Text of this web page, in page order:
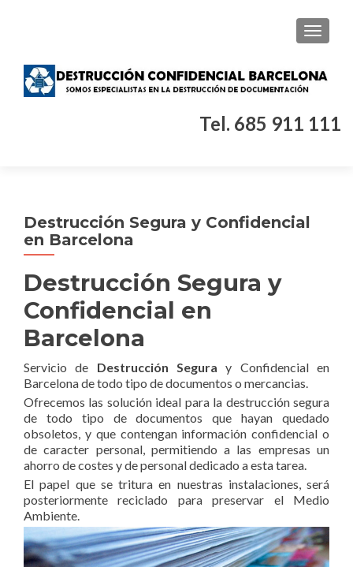
Tel. 685 911 111
Destrucción Segura y Confidencial
en Barcelona
Destrucción Segura y
Confidencial en
Barcelona
Servicio de Destrucción Segura y Confidencial en
Barcelona de todo tipo de documentos o mercancias.
Ofrecemos las solución ideal para la destrucción segura
de todo tipo de documentos que hayan quedado
obsoletos, y que contengan información confidencial o
de caracter personal, permitiendo a las empresas un
ahorro de costes y de personal dedicado a esta tarea.
El papel que se tritura en nuestras instalaciones, será
posteriormente reciclado para preservar el Medio
Ambiente.